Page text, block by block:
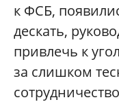
к ФСБ,
дескать,
привлечь к
за слишком